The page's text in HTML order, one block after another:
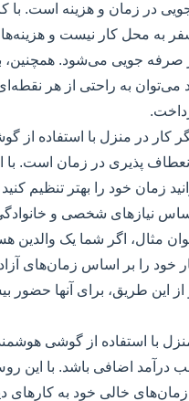
در زمان و هزینه است. با
به محل کار نیست و
صرفه جویی می‌شود. همچنین،
به راحتی از هر
کار در منزل با استفاده از
پذیری در زمان است.
زمان خود را بهتر تنظیم کنید
نیازهای شخصی و
مثال، اگر شما یک والدین
خود را بر اساس زمان‌های
از این طریق، برای آنها حضور
با استفاده از گوشی
درآمد اضافی باشد. با این
خالی خود به کارهای